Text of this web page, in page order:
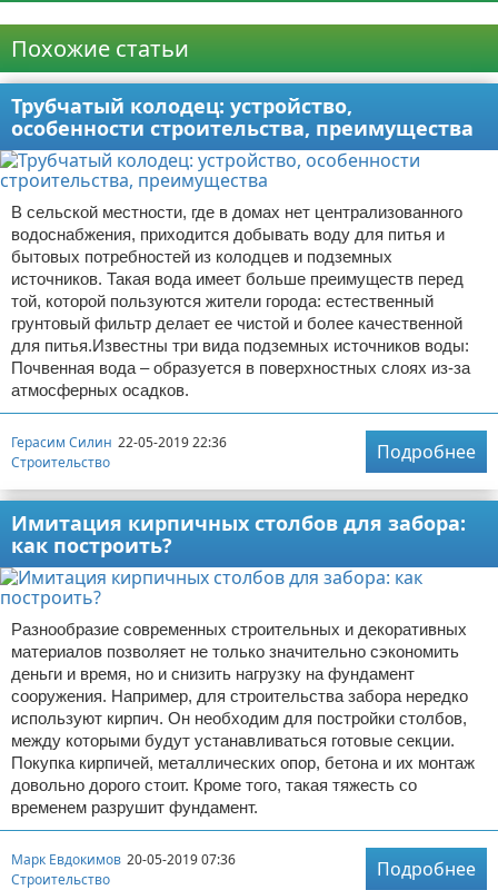
Похожие статьи
Трубчатый колодец: устройство,
особенности строительства, преимущества
В сельской местности, где в домах нет централизованного
водоснабжения, приходится добывать воду для питья и
бытовых потребностей из колодцев и подземных
источников. Такая вода имеет больше преимуществ перед
той, которой пользуются жители города: естественный
грунтовый фильтр делает ее чистой и более качественной
для питья.Известны три вида подземных источников воды:
Почвенная вода – образуется в поверхностных слоях из-за
атмосферных осадков.
Герасим Силин 22-05-2019 22:36
Строительство
Подробнее
Имитация кирпичных столбов для забора:
как построить?
Разнообразие современных строительных и декоративных
материалов позволяет не только значительно сэкономить
деньги и время, но и снизить нагрузку на фундамент
сооружения. Например, для строительства забора нередко
используют кирпич. Он необходим для постройки столбов,
между которыми будут устанавливаться готовые секции.
Покупка кирпичей, металлических опор, бетона и их монтаж
довольно дорого стоит. Кроме того, такая тяжесть со
временем разрушит фундамент.
Марк Евдокимов 20-05-2019 07:36
Строительство
Подробнее